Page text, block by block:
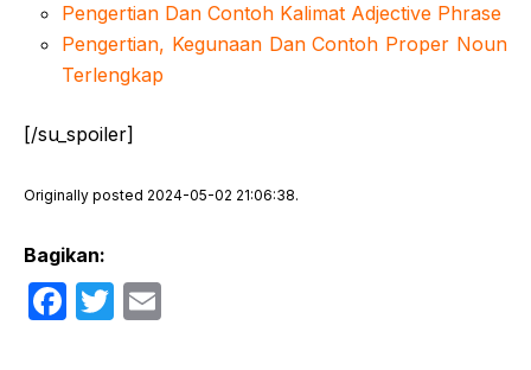
Pengertian Dan Contoh Kalimat Adjective Phrase
Pengertian, Kegunaan Dan Contoh Proper Noun
Terlengkap
[/su_spoiler]
Originally posted 2024-05-02 21:06:38.
Bagikan:
F
T